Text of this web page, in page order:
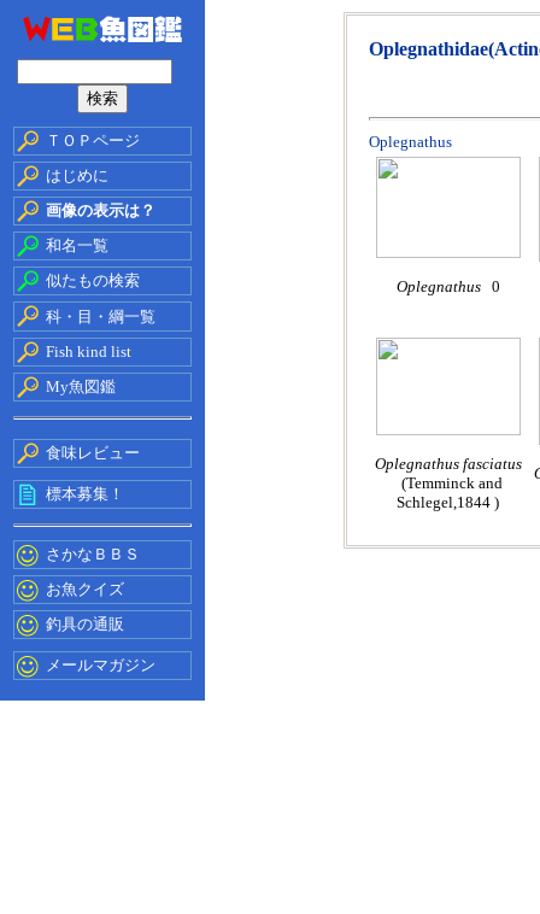
ＴＯＰページ
はじめに
画像の表示は？
和名一覧
似たもの検索
科・目・綱一覧
Fish kind list
My魚図鑑
食味レビュー
標本募集！
さかなＢＢＳ
お魚クイズ
釣具の通販
メールマガジン
Oplegnathus
Oplegnathus 0
Oplegnathus fasciatus
(Temminck and
Schlegel,1844 )